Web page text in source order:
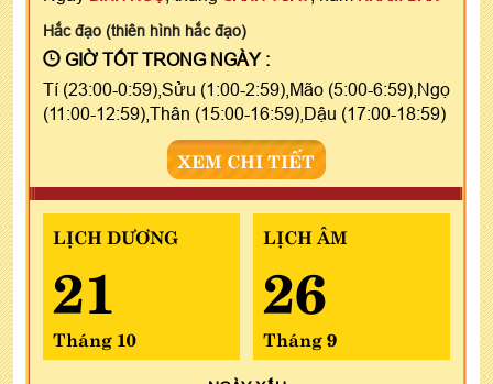
Hắc đạo (thiên hình hắc đạo)
GIỜ TỐT TRONG NGÀY :
Tí (23:00-0:59),Sửu (1:00-2:59),Mão (5:00-6:59),Ngọ
(11:00-12:59),Thân (15:00-16:59),Dậu (17:00-18:59)
XEM CHI TIẾT
LỊCH DƯƠNG
21
Tháng 10
LỊCH ÂM
26
Tháng 9